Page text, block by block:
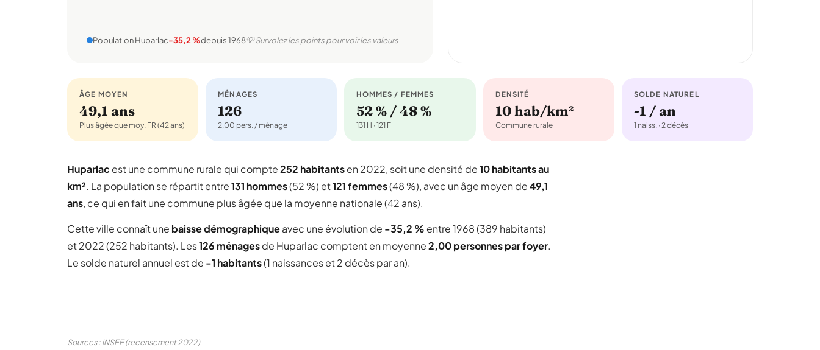
Population Huparlac-35,2 %depuis 1968💡 Survolez les points pour voir les valeurs
ÂGE MOYEN
49,1 ans
Plus âgée que moy. FR (42 ans)
MÉNAGES
126
2,00 pers. / ménage
HOMMES / FEMMES
52 % / 48 %
131 H · 121 F
DENSITÉ
10 hab/km²
Commune rurale
SOLDE NATUREL
-1 / an
1 naiss. · 2 décès
Huparlac est une commune rurale qui compte252 habitantsen 2022, soit une densité de10 habitants au
km². La population se répartit entre131 hommes(52 %) et121 femmes(48 %), avec un âge moyen de49,1
ans, ce qui en fait une commune plus âgée que la moyenne nationale (42 ans).
Cette ville connaît une baisse démographiqueavec une évolution de -35,2 % entre 1968 (389 habitants)
et 2022 (252 habitants). Les126 ménagesde Huparlac comptent en moyenne2,00 personnes par foyer.
Le solde naturel annuel est de -1 habitants(1 naissances et 2 décès par an).
Sources : INSEE (recensement 2022)